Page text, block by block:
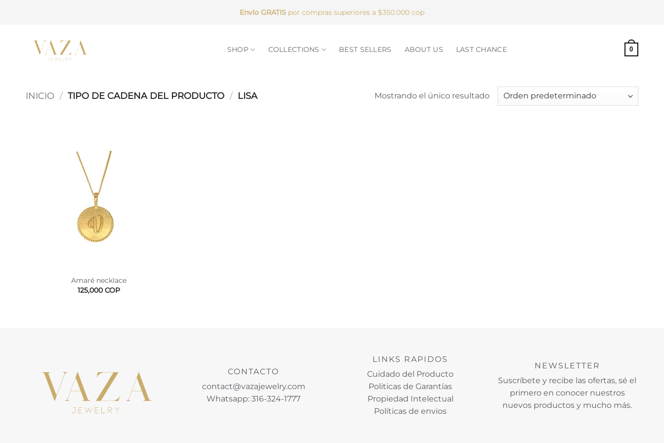
Envío GRATIS por compras superiores a $350.000 cop
SHOP COLLECTIONS BEST SELLERS ABOUT US LAST CHANCE 0
INICIO / TIPO DE CADENA DEL PRODUCTO / LISA Mostrando el único resultado
Amaré necklace
125,000COP
CONTACTO
contact@vazajewelry.com
Whatsapp: 316-324-1777
LINKS RAPIDOS
Cuidado del Producto
Politicas de Garantías
Propiedad Intelectual
Políticas de envios
NEWSLETTER
Suscríbete y recibe las ofertas, sé el
primero en conocer nuestros
nuevos productos y mucho más.